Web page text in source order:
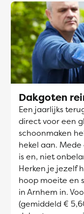
Dakgoten
Een jaarlijks
direct voor een
schoonmaken
hekel aan.
is en, niet
Herken je jezelf
hoop moeite en
in Arnhem in.
(gemiddeld €